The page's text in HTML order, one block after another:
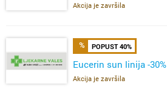
Akcija je završila
POPUST 40%
Eucerin sun linija -30%
Akcija je završila